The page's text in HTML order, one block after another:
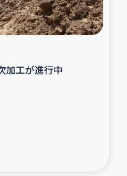
による栄養改善事業
事業
どもの栄養改善事業
加工が進行中